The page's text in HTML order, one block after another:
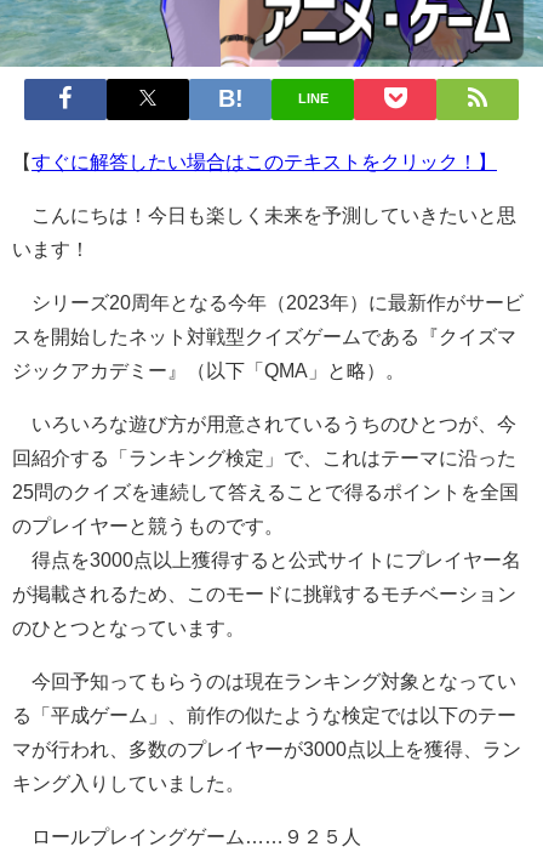
LINE
【すぐに解答したい場合はこのテキストをクリック！】
こんにちは！今日も楽しく未来を予測していきたいと思
います！
シリーズ20周年となる今年（2023年）に最新作がサービ
スを開始したネット対戦型クイズゲームである『クイズマ
ジックアカデミー』（以下「QMA」と略）。
いろいろな遊び方が用意されているうちのひとつが、今
回紹介する「ランキング検定」で、これはテーマに沿った
25問のクイズを連続して答えることで得るポイントを全国
のプレイヤーと競うものです。
得点を3000点以上獲得すると公式サイトにプレイヤー名
が掲載されるため、このモードに挑戦するモチベーション
のひとつとなっています。
今回予知ってもらうのは現在ランキング対象となってい
る「平成ゲーム」、前作の似たような検定では以下のテー
マが行われ、多数のプレイヤーが3000点以上を獲得、ラン
キング入りしていました。
ロールプレイングゲーム……９２５人